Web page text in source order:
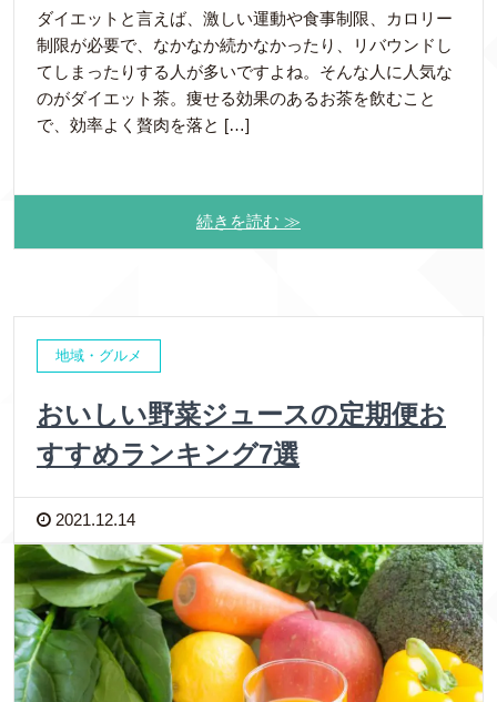
ダイエットと言えば、激しい運動や食事制限、カロリー
制限が必要で、なかなか続かなかったり、リバウンドし
てしまったりする人が多いですよね。そんな人に人気な
のがダイエット茶。痩せる効果のあるお茶を飲むこと
で、効率よく贅肉を落と […]
続きを読む ≫
地域・グルメ
おいしい野菜ジュースの定期便お
すすめランキング7選
2021.12.14